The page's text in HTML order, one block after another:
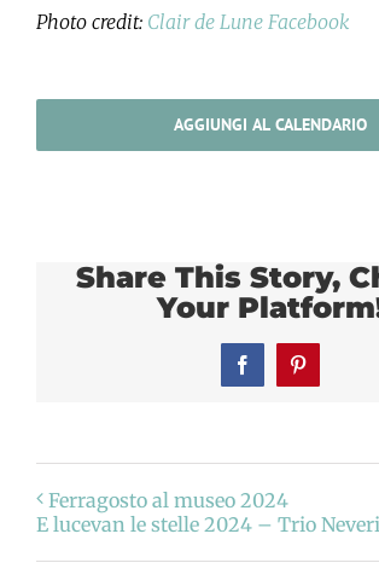
Photo credit: Clair de Lune Facebook
AGGIUNGI AL CALENDARIO
Share This Story,
Your
FacebookPinterest
Ferragosto al museo 2024
E lucevan le stelle 2024 – Trio